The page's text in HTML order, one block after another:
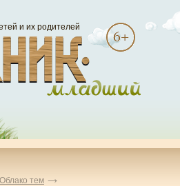
и их родителей
Облако тем